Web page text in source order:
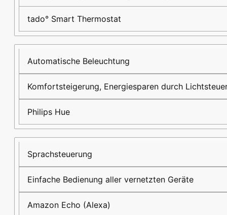
tado° Smart Thermostat
Automatische Beleuchtung
Komfortsteigerung, Energiesparen durch
Philips Hue
Sprachsteuerung
Einfache Bedienung aller vernetzten Geräte
Amazon Echo (Alexa)